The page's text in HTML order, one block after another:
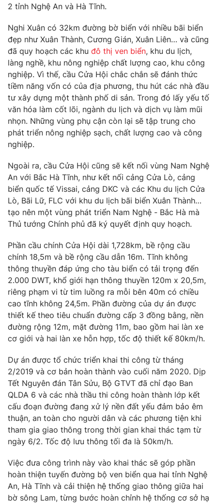
VTV4 Vươn mình bằng AI
VTV9 VTV8
Liên hệ tòa soạn English
THỜI BÁO VTV
Theo dõi báo trên
Cơ quan chủ quản:Đài Truyền hình Việt Nam
Cơ quan báo chí: Thời báo VTV
Giấy phép hoạt động báo in và báo điện tử số 483/GP-BTTTT
cấp ngày 29/12/2023
Tổng Biên tập:
Vũ Thanh Thủy
Phó Tổng Biên tập:Nguyễn Thị Mỹ Hạnh, Phạm Quốc Thắng,
Nguyễn Trọng Ninh
Tổng đài VTV: 024.38 355 931 - 024.38 355 932
Ðiện thoại Thời báo VTV:024.66 897 897
Email:toasoan@vtv.vn
Liên hệ quảng cáo: 024-7300.7108
thuận bằng văn bản. Ghi rõ nguồn VTV.vn khi phát hành lại
thông tin từ website này.
2 tỉnh Nghệ An và Hà Tĩnh.
Nghi Xuân có 32km đường bờ biển với nhiều bãi biển
đẹp như Xuân Thành, Cương Gián, Xuân Liên… và cũng
đã quy hoạch các khu đô thị ven biển, khu du lịch,
làng nghề, khu nông nghiệp chất lượng cao, khu công
nghiệp. Vì thế, cầu Cửa Hội chắc chắn sẽ đánh thức
tiềm năng vốn có của địa phương, thu hút các nhà đầu
tư xây dựng một thành phố di sản. Trong đó lấy yếu tố
văn hóa làm cốt lõi, ngành du lịch và dịch vụ làm mũi
nhọn. Những vùng phụ cận còn lại sẽ tập trung cho
phát triển nông nghiệp sạch, chất lượng cao và công
nghiệp.
Ngoài ra, cầu Cửa Hội cũng sẽ kết nối vùng Nam Nghệ
An với Bắc Hà Tĩnh, như kết nối cảng Cửa Lò, cảng
biển quốc tế Vissai, cảng DKC và các Khu du lịch Cửa
Lò, Bãi Lữ, FLC với khu du lịch bãi biển Xuân Thành…
tạo nên một vùng phát triển Nam Nghệ - Bắc Hà mà
Thủ tướng Chính phủ đã ký quyết định quy hoạch.
Phần cầu chính Cửa Hội dài 1,728km, bề rộng cầu
chính 18,5m và bề rộng cầu dẫn 16m. Tĩnh không
thông thuyền đáp ứng cho tàu biển có tải trọng đến
2.000 DWT, khổ giới hạn thông thuyền 120m x 20,5m,
riêng phạm vi từ tim luồng ra mỗi bên 40m có chiều
cao tĩnh không 24,5m. Phần đường của dự án được
thiết kế theo tiêu chuẩn đường cấp 3 đồng bằng, nền
đường rộng 12m, mặt đường 11m, bao gồm hai làn xe
cơ giới và hai làn xe hỗn hợp, tốc độ thiết kế 80km/h.
Dự án được tổ chức triển khai thi công từ tháng
2/2019 và cơ bản hoàn thành vào cuối năm 2020. Dịp
Tết Nguyên đán Tân Sửu, Bộ GTVT đã chỉ đạo Ban
QLDA 6 và các nhà thầu thi công hoàn thành lớp kết
cấu đoạn đường đang xử lý nền đất yếu đảm bảo êm
thuận, an toàn cho người dân và các phương tiện khi
tham gia giao thông trong thời gian khai thác tạm từ
ngày 6/2. Tốc độ lưu thông tối đa là 50km/h.
Việc đưa công trình này vào khai thác sẽ góp phần
hoàn thiện tuyến đường bộ ven biển qua hai tỉnh Nghệ
An, Hà Tĩnh và cải thiện hệ thống giao thông giữa hai
bờ sông Lam, từng bước hoàn chỉnh hệ thống cơ sở hạ